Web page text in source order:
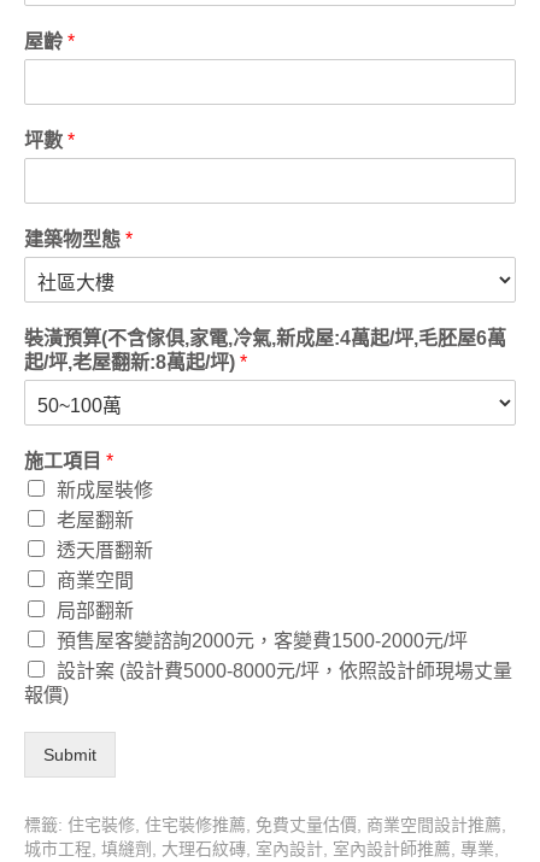
屋齡 *
坪數 *
建築物型態 *
裝潢預算(不含傢俱,家電,冷氣,新成屋:4萬起/坪,毛胚屋6萬
起/坪,老屋翻新:8萬起/坪) *
施工項目 *
新成屋裝修
老屋翻新
透天厝翻新
商業空間
局部翻新
預售屋客變諮詢2000元，客變費1500-2000元/坪
設計案 (設計費5000-8000元/坪，依照設計師現場丈量
報價)
Submit
標籤: 住宅裝修, 住宅裝修推薦, 免費丈量估價, 商業空間設計推薦,
城市工程, 填縫劑 , 大理石紋磚, 室內設計, 室內設計師推薦, 專業,